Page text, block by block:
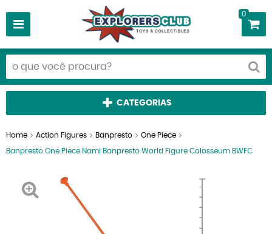
0
CATEGORIAS
Home Action Figures Banpresto One Piece
Banpresto One Piece Nami Banpresto World Figure Colosseum BWFC